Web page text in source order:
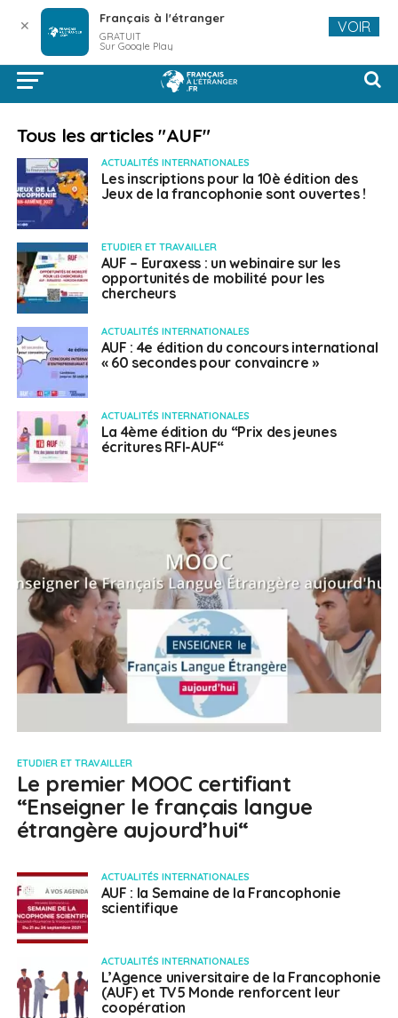
Tous les articles "AUF"
ACTUALITÉS INTERNATIONALES
Les inscriptions pour la 10è édition des
Jeux de la francophonie sont ouvertes !
ETUDIER ET TRAVAILLER
AUF – Euraxess : un webinaire sur les
opportunités de mobilité pour les
chercheurs
ACTUALITÉS INTERNATIONALES
AUF : 4e édition du concours international
« 60 secondes pour convaincre »
ACTUALITÉS INTERNATIONALES
La 4ème édition du “Prix des jeunes
écritures RFI-AUF“
ETUDIER ET TRAVAILLER
Le premier MOOC certifiant
“Enseigner le français langue
étrangère aujourd’hui“
ACTUALITÉS INTERNATIONALES
AUF : la Semaine de la Francophonie
scientifique
ACTUALITÉS INTERNATIONALES
L’Agence universitaire de la Francophonie
(AUF) et TV5 Monde renforcent leur
coopération
✕ Français à l'étranger
GRATUIT
Sur Google Play
VOIR